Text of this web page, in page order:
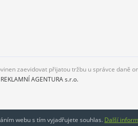
zaevidovat přijatou tržbu u správce daně
AGENTURA s.r.o.
webu s tím vyjadřujete souhlas. Další